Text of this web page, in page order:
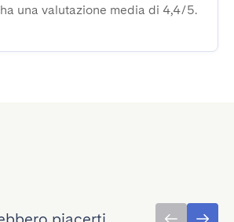
una valutazione media di 4,4/5.